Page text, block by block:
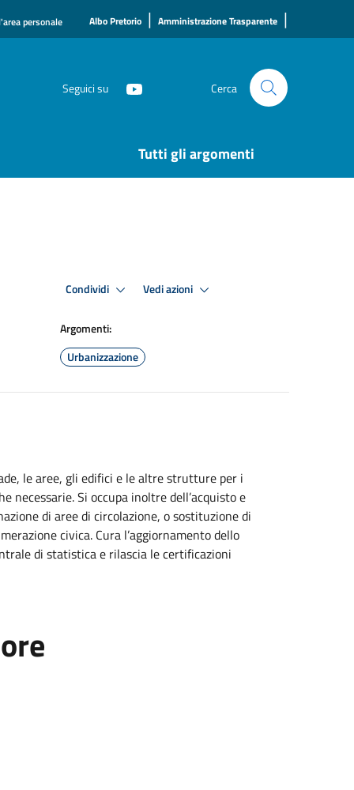
personale Albo Pretorio | Amministrazione Trasparente |
Seguici su Cerca
Tutti gli argomenti
Condividi Vedi azioni
Argomenti:
Urbanizzazione
le aree, gli edifici e le altre strutture per i
necessarie. Si occupa inoltre dell’acquisto e
di aree di circolazione, o sostituzione di
civica. Cura l’aggiornamento dello
di statistica e rilascia le certificazioni